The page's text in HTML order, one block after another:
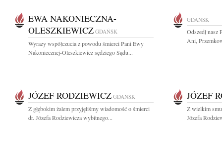
EWA NAKONIECZNA-
OLESZKIEWICZ GDAŃSK
Wyrazy współczucia z powodu śmierci Pani Ewy
Nakoniecznej-Oleszkiewicz sędziego Sądu...
GDAŃSK
Odszedł
Ani,
JÓZEF RODZIEWICZ GDAŃSK
Z głębokim żalem przyjęliśmy wiadomość o śmierci
dr. Józefa Rodziewicza wybitnego...
JÓZEF
Z wielkim
Józefa